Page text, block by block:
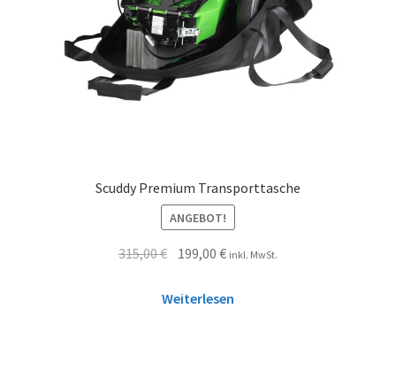
Scuddy Premium Transporttasche
ANGEBOT!
315,00€ 199,00€ inkl. MwSt.
Weiterlesen